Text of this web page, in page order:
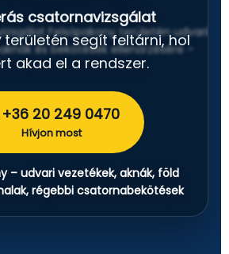
csatornavizsgálat
területén segít feltárni, hol
akad el a rendszer.
+36 20 249 0470
Hívjon most
– udvari vezetékek, aknák, föld
régebbi csatornabekötések